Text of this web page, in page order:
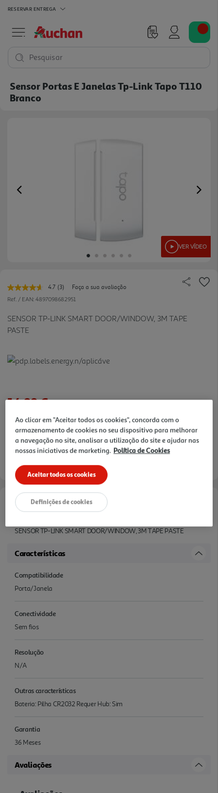
RESERVAR ENTREGA
Pesquisar
Sensor Portas E Janelas Tp-Link Tapo T110
Branco
Previous
VER VÍDEO
4.7 Leu
3
Link
para
(3)
Faça a sua avaliação
Ref. / EAN: 4897098682951
SENSOR TP-LINK SMART DOOR/WINDOW, 3M TAPE
PASTE
14,99 €
verificar stock em loja >
Informações de Marketing
SENSOR TP-LINK SMART DOOR/WINDOW, 3M TAPE PASTE
Características
Compatibilidade
Porta/Janela
Conectividade
Sem fios
Resolução
N/A
Outras características
Bateria: Pilha CR2032 Requer Hub: Sim
Garantia
36 Meses
Avaliações
Ao clicar em "Aceitar todos os cookies", concorda com o
armazenamento de cookies no seu dispositivo para melhorar
a navegação no site, analisar a utilização do site e ajudar nas
nossas iniciativas de marketing. Política de Cookies
Aceitar todos os cookies
Definições de cookies